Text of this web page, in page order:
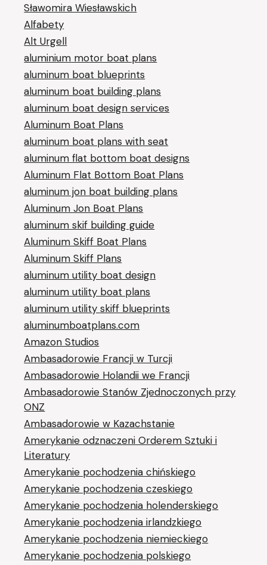
Sławomira Wiesławskich
Alfabety
Alt Urgell
aluminium motor boat plans
aluminum boat blueprints
aluminum boat building plans
aluminum boat design services
Aluminum Boat Plans
aluminum boat plans with seat
aluminum flat bottom boat designs
Aluminum Flat Bottom Boat Plans
aluminum jon boat building plans
Aluminum Jon Boat Plans
aluminum skif building guide
Aluminum Skiff Boat Plans
Aluminum Skiff Plans
aluminum utility boat design
aluminum utility boat plans
aluminum utility skiff blueprints
aluminumboatplans.com
Amazon Studios
Ambasadorowie Francji w Turcji
Ambasadorowie Holandii we Francji
Ambasadorowie Stanów Zjednoczonych przy
ONZ
Ambasadorowie w Kazachstanie
Amerykanie odznaczeni Orderem Sztuki i
Literatury
Amerykanie pochodzenia chińskiego
Amerykanie pochodzenia czeskiego
Amerykanie pochodzenia holenderskiego
Amerykanie pochodzenia irlandzkiego
Amerykanie pochodzenia niemieckiego
Amerykanie pochodzenia polskiego